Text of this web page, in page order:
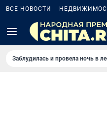
ВСЕ НОВОСТИ
Заблудилась и провела ночь в